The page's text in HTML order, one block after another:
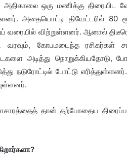
அதிகாலை ஒரு மணிக்கு திரையிட
அதையொட்டி தியேட்டரில் 80
வரையில் விற்றுள்ளனர். ஆனால்
வரவும், கோபமடைந்த ரசிகர்கள்
அடித்து நொறுக்கியதோடு,
நடுரோட்டில் போட்டு
தான் தற்போதைய